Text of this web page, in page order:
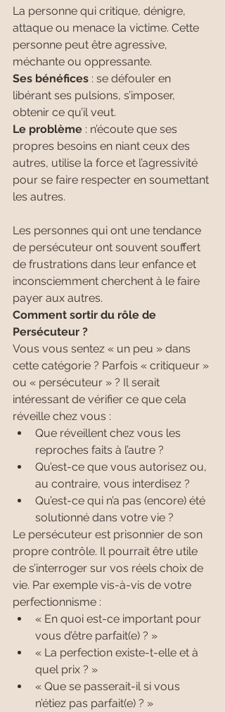
La personne qui critique, dénigre,
attaque ou menace la victime. Cette
personne peut être agressive,
méchante ou oppressante.
Ses bénéfices : se défouler en
libérant ses pulsions, s’imposer,
obtenir ce qu’il veut.
Le problème : n’écoute que ses
propres besoins en niant ceux des
autres, utilise la force et l’agressivité
pour se faire respecter en soumettant
les autres.
Les personnes qui ont une tendance
de persécuteur ont souvent souffert
de frustrations dans leur enfance et
inconsciemment cherchent à le faire
payer aux autres.
Comment sortir du rôle de
Persécuteur ?
Vous vous sentez « un peu » dans
cette catégorie ? Parfois « critiqueur »
ou « persécuteur » ? Il serait
intéressant de vérifier ce que cela
réveille chez vous :
Que réveillent chez vous les
reproches faits à l’autre ?
Qu’est-ce que vous autorisez ou,
au contraire, vous interdisez ?
Qu’est-ce qui n’a pas (encore) été
solutionné dans votre vie ?
Le persécuteur est prisonnier de son
propre contrôle. Il pourrait être utile
de s’interroger sur vos réels choix de
vie. Par exemple vis-à-vis de votre
perfectionnisme :
« En quoi est-ce important pour
vous d’être parfait(e) ? »
« La perfection existe-t-elle et à
quel prix ? »
« Que se passerait-il si vous
n’étiez pas parfait(e) ? »